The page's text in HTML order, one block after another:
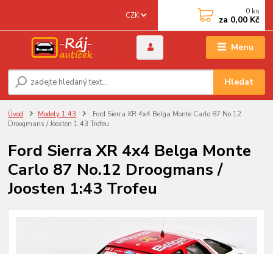
Menu
CZK
Hledat
0 ks
za 0,00 Kč
Úvod Modely 1:43
Ford Sierra XR 4x4 Belga Monte Carlo 87 No.12
Droogmans / Joosten 1:43 Trofeu
Ford Sierra XR 4x4 Belga Monte
Carlo 87 No.12 Droogmans /
Joosten 1:43 Trofeu